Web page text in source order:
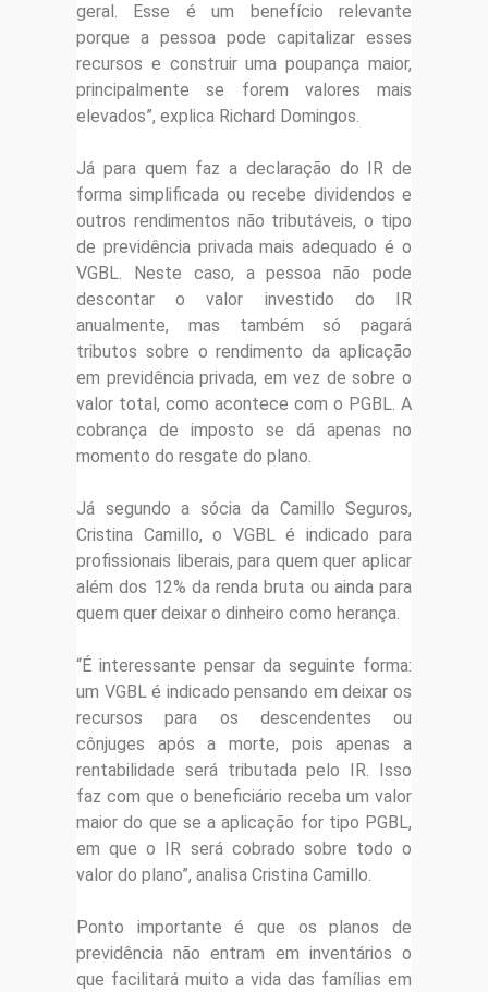
geral. Esse é um benefício relevante
porque a pessoa pode capitalizar esses
recursos e construir uma poupança maior,
principalmente se forem valores mais
elevados”, explica Richard Domingos.
Já para quem faz a declaração do IR de
forma simplificada ou recebe dividendos e
outros rendimentos não tributáveis, o tipo
de previdência privada mais adequado é o
VGBL. Neste caso, a pessoa não pode
descontar o valor investido do IR
anualmente, mas também só pagará
tributos sobre o rendimento da aplicação
em previdência privada, em vez de sobre o
valor total, como acontece com o PGBL. A
cobrança de imposto se dá apenas no
momento do resgate do plano.
Já segundo a sócia da Camillo Seguros,
Cristina Camillo, o VGBL é indicado para
profissionais liberais, para quem quer aplicar
além dos 12% da renda bruta ou ainda para
quem quer deixar o dinheiro como herança.
“É interessante pensar da seguinte forma:
um VGBL é indicado pensando em deixar os
recursos para os descendentes ou
cônjuges após a morte, pois apenas a
rentabilidade será tributada pelo IR. Isso
faz com que o beneficiário receba um valor
maior do que se a aplicação for tipo PGBL,
em que o IR será cobrado sobre todo o
valor do plano”, analisa Cristina Camillo.
Ponto importante é que os planos de
previdência não entram em inventários o
que facilitará muito a vida das famílias em